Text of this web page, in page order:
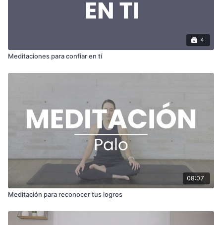
4
Meditaciones para confiar en tí
08:07
Meditación para reconocer tus logros